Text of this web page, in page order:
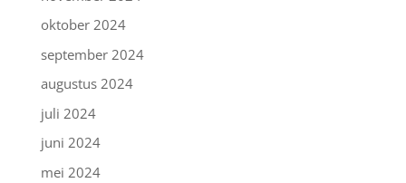
oktober 2024
september 2024
augustus 2024
juli 2024
juni 2024
mei 2024